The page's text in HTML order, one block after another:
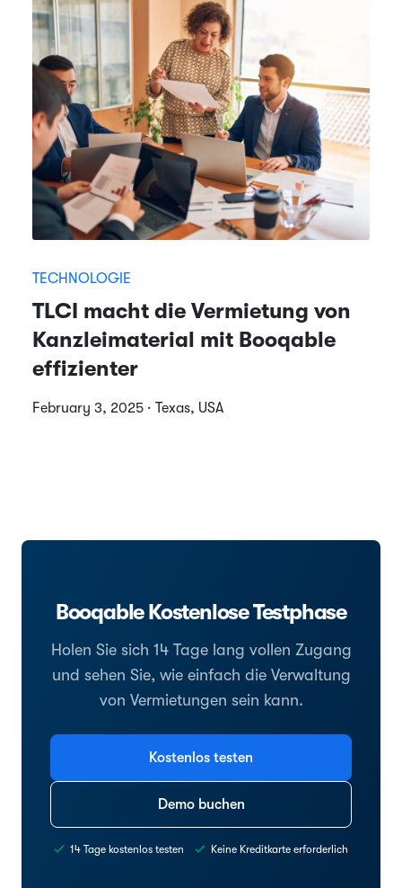
TECHNOLOGIE
TLCI macht die Vermietung von
Kanzleimaterial mit Booqable
effizienter
February 3, 2025 · Texas, USA
Booqable Kostenlose Testphase
Holen Sie sich 14 Tage lang vollen Zugang
und sehen Sie, wie einfach die Verwaltung
von Vermietungen sein kann.
Kostenlos testen
Demo buchen
14 Tage kostenlos testen Keine Kreditkarte erforderlich